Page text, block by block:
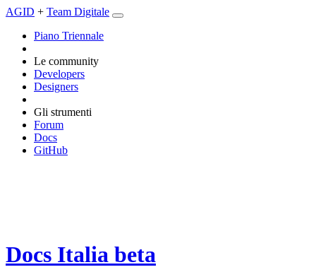
AGID + Team Digitale
Piano Triennale
Le community
Developers
Designers
Gli strumenti
Forum
Docs
GitHub
Docs Italia beta